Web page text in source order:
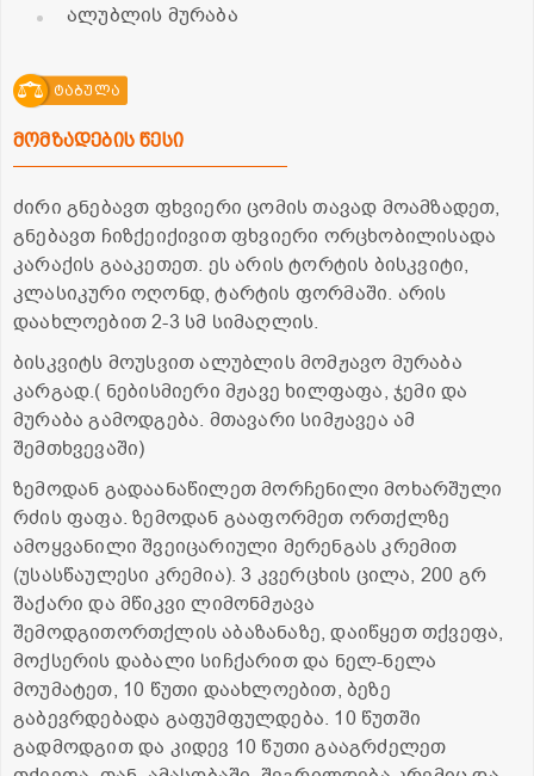
ალუბლის მურაბა
ტაბულა
მომზადების წესი
ძირი გნებავთ ფხვიერი ცომის თავად მოამზადეთ,
გნებავთ ჩიზქეიქივით ფხვიერი ორცხობილისადა
კარაქის გააკეთეთ. ეს არის ტორტის ბისკვიტი,
კლასიკური ოღონდ, ტარტის ფორმაში. არის
დაახლოებით 2-3 სმ სიმაღლის.
ბისკვიტს მოუსვით ალუბლის მომჟავო მურაბა
კარგად.( ნებისმიერი მჟავე ხილფაფა, ჯემი და
მურაბა გამოდგება. მთავარი სიმჟავეა ამ
შემთხვევაში)
ზემოდან გადაანაწილეთ მორჩენილი მოხარშული
რძის ფაფა. ზემოდან გააფორმეთ ორთქლზე
ამოყვანილი შვეიცარიული მერენგას კრემით
(უსასწაულესი კრემია). 3 კვერცხის ცილა, 200 გრ
შაქარი და მწიკვი ლიმონმჟავა
შემოდგითორთქლის აბაზანაზე, დაიწყეთ თქვეფა,
მოქსერის დაბალი სიჩქარით და ნელ-ნელა
მოუმატეთ, 10 წუთი დაახლოებით, ბეზე
გაბევრდებადა გაფუმფულდება. 10 წუთში
გადმოდგით და კიდევ 10 წუთი გააგრძელეთ